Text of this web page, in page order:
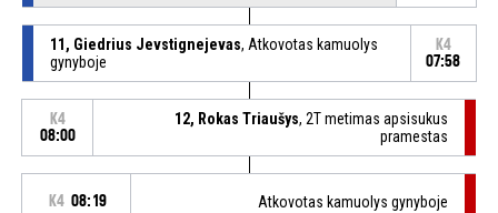
11, Giedrius Jevstignejevas, Atkovotas kamuolys
gynyboje
K4
07:58
K4
08:00
12, Rokas Triaušys, 2T metimas apsisukus
pramestas
K4 08:19 Atkovotas kamuolys gynyboje